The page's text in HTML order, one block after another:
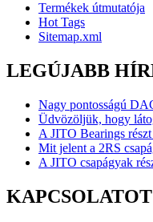
Termékek útmutatója
Hot Tags
Sitemap.xml
LEGÚJABB
Nagy pontosságú
Üdvözöljük, hogy
A JITO Bearings
Mit jelent a 2RS
A JITO csapágyak
KAPCSOLATOT